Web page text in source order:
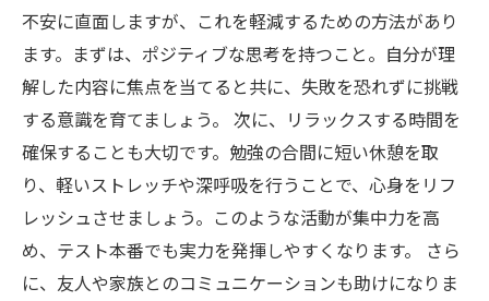
不安に直面しますが、これを軽減するための方法があり
ます。まずは、ポジティブな思考を持つこと。自分が理
解した内容に焦点を当てると共に、失敗を恐れずに挑戦
する意識を育てましょう。 次に、リラックスする時間を
確保することも大切です。勉強の合間に短い休憩を取
り、軽いストレッチや深呼吸を行うことで、心身をリフ
レッシュさせましょう。このような活動が集中力を高
め、テスト本番でも実力を発揮しやすくなります。 さら
に、友人や家族とのコミュニケーションも助けになりま